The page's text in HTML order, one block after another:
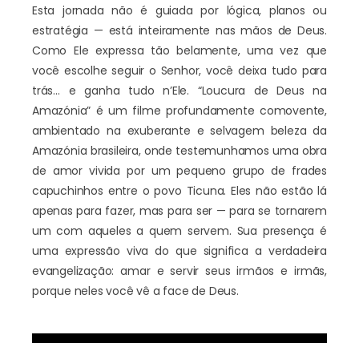
Esta jornada não é guiada por lógica, planos ou
estratégia — está inteiramente nas mãos de Deus.
Como Ele expressa tão belamente, uma vez que
você escolhe seguir o Senhor, você deixa tudo para
trás… e ganha tudo n’Ele. “Loucura de Deus na
Amazónia” é um filme profundamente comovente,
ambientado na exuberante e selvagem beleza da
Amazónia brasileira, onde testemunhamos uma obra
de amor vivida por um pequeno grupo de frades
capuchinhos entre o povo Ticuna. Eles não estão lá
apenas para fazer, mas para ser — para se tornarem
um com aqueles a quem servem. Sua presença é
uma expressão viva do que significa a verdadeira
evangelização: amar e servir seus irmãos e irmãs,
porque neles você vê a face de Deus.